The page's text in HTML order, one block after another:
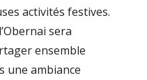
activités festives.
sera
ensemble
une ambiance